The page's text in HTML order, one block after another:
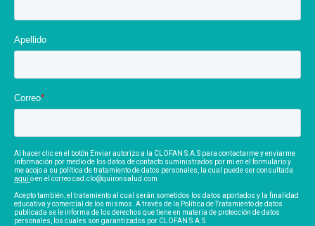
Apellido
Correo*
Al hacer clic en el botón Enviar autorizo a la CLOFAN S.A.S para contactarme y enviarme
información por medio de los datos de contacto suministrados por mi en el formulario y
me acojo a su política de tratamiento de datos personales, la cual puede ser consultada
aquí o en el correo cad.clo@quironsalud.com
Acepto también, el tratamiento al cual serán sometidos los datos aportados y la finalidad
educativa y comercial de los mismos. A través de la Política de Tratamiento de datos
publicada se le informa de los derechos que tiene en materia de protección de datos
personales, los cuales son garantizados por CLOFAN S.A.S